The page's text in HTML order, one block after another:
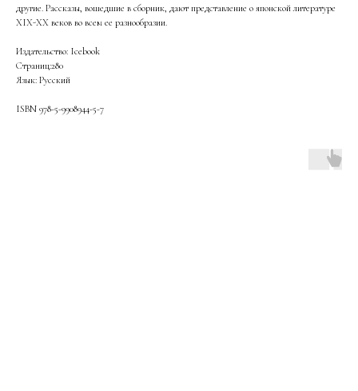
другие. Рассказы, вошедшие в сборник, дают представление о японской литературе
XIX-XX веков во всем ее разнообразии.
Издательство: Icebook
Страниц:280
Язык: Русский
ISBN 978-5-9908944-5-7